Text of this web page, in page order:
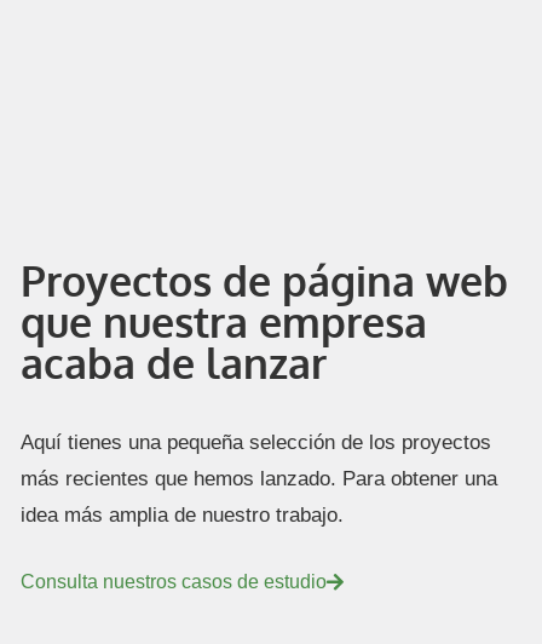
Proyectos de página web
que nuestra empresa
acaba de lanzar
Aquí tienes una pequeña selección de los proyectos
más recientes que hemos lanzado. Para obtener una
idea más amplia de nuestro trabajo.
Consulta nuestros casos de estudio